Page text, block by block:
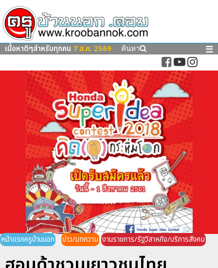
เนื้อหาดีๆสำหรับทุกคน 7 ส.ค. 2569 ค้นหา ☰
หน้าแรกครูบ้านนอก ข่าว/บทความ งานราชการ/รัฐวิสาหกิจ/บริการสังคม